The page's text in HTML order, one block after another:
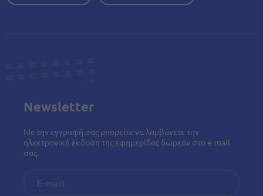
Newsletter
Με την εγγραφή σας μπορείτε να λαμβάνετε την
ηλεκτρονική έκδοση της εφημερίδας δωρεάν στο e-mail
σας.